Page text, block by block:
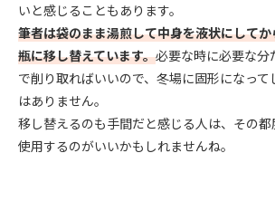
いと感じることもあります。
筆者は袋のまま湯煎して中身を液状にして
瓶に移し替えています。必要な時に必要な分
で削り取ればいいので、冬場に固形になって
はありません。
移し替えるのも手間だと感じる人は、その
使用するのがいいかもしれませんね。